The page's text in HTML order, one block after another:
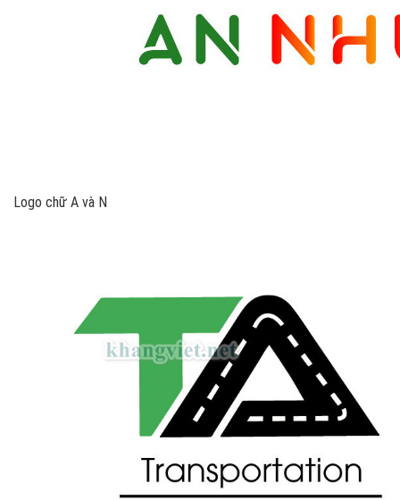
Logo chữ A và N